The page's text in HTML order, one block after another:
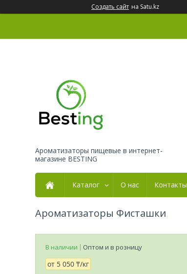
Создать сайт на Satu.kz
Ароматизаторы пищевые в интернет-
магазине BESTING
Каталог О нас Контакты
Ароматизаторы Фисташки
В наличии Оптом и в розницу
от 5 050 ₸/кг